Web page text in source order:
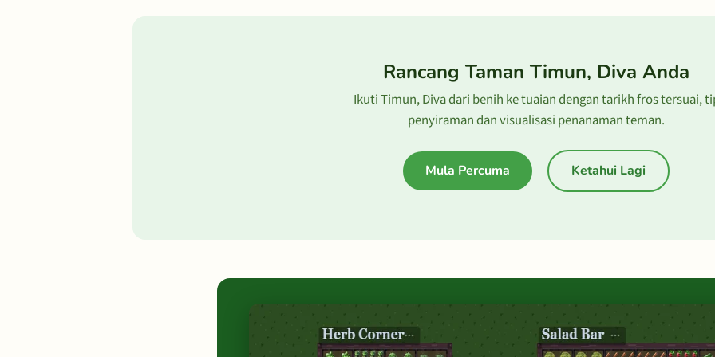
Rancang Taman Timun, Diva Anda
Ikuti Timun, Diva dari benih ke tuaian dengan tarikh fros tersuai,
penyiraman dan visualisasi penanaman teman.
Mula Percuma Ketahui Lagi